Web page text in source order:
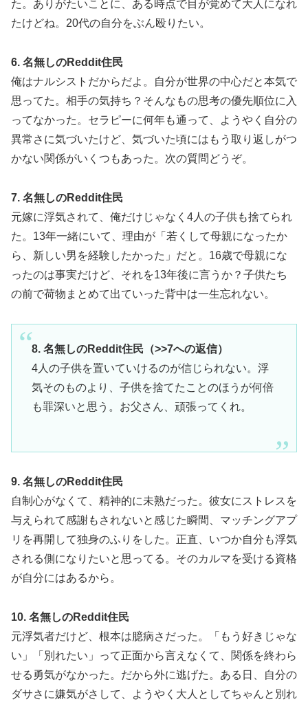
た。ありがたいことに、ある時点で目が覚めて大人になれ
たけどね。20代の自分をぶん殴りたい。
6. 名無しのReddit住民
俺はナルシストだからだよ。自分が世界の中心だと本気で
思ってた。相手の気持ち？そんなもの思考の優先順位に入
ってなかった。セラピーに何年も通って、ようやく自分の
異常さに気づいたけど、気づいた頃にはもう取り返しがつ
かない関係がいくつもあった。次の質問どうぞ。
7. 名無しのReddit住民
元嫁に浮気されて、俺だけじゃなく4人の子供も捨てられ
た。13年一緒にいて、理由が「若くして母親になったか
ら、新しい男を経験したかった」だと。16歳で母親にな
ったのは事実だけど、それを13年後に言うか？子供たち
の前で荷物まとめて出ていった背中は一生忘れない。
8. 名無しのReddit住民（>>7への返信）
4人の子供を置いていけるのが信じられない。浮
気そのものより、子供を捨てたことのほうが何倍
も罪深いと思う。お父さん、頑張ってくれ。
9. 名無しのReddit住民
自制心がなくて、精神的に未熟だった。彼女にストレスを
与えられて感謝もされないと感じた瞬間、マッチングアプ
リを再開して独身のふりをした。正直、いつか自分も浮気
される側になりたいと思ってる。そのカルマを受ける資格
が自分にはあるから。
10. 名無しのReddit住民
元浮気者だけど、根本は臆病さだった。「もう好きじゃな
い」「別れたい」って正面から言えなくて、関係を終わら
せる勇気がなかった。だから外に逃げた。ある日、自分の
ダサさに嫌気がさして、ようやく大人としてちゃんと別れ